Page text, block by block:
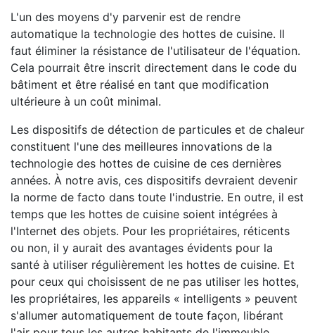
L'un des moyens d'y parvenir est de rendre
automatique la technologie des hottes de cuisine. Il
faut éliminer la résistance de l'utilisateur de l'équation.
Cela pourrait être inscrit directement dans le code du
bâtiment et être réalisé en tant que modification
ultérieure à un coût minimal.
Les dispositifs de détection de particules et de chaleur
constituent l'une des meilleures innovations de la
technologie des hottes de cuisine de ces dernières
années. À notre avis, ces dispositifs devraient devenir
la norme de facto dans toute l'industrie. En outre, il est
temps que les hottes de cuisine soient intégrées à
l'Internet des objets. Pour les propriétaires, réticents
ou non, il y aurait des avantages évidents pour la
santé à utiliser régulièrement les hottes de cuisine. Et
pour ceux qui choisissent de ne pas utiliser les hottes,
les propriétaires, les appareils « intelligents » peuvent
s'allumer automatiquement de toute façon, libérant